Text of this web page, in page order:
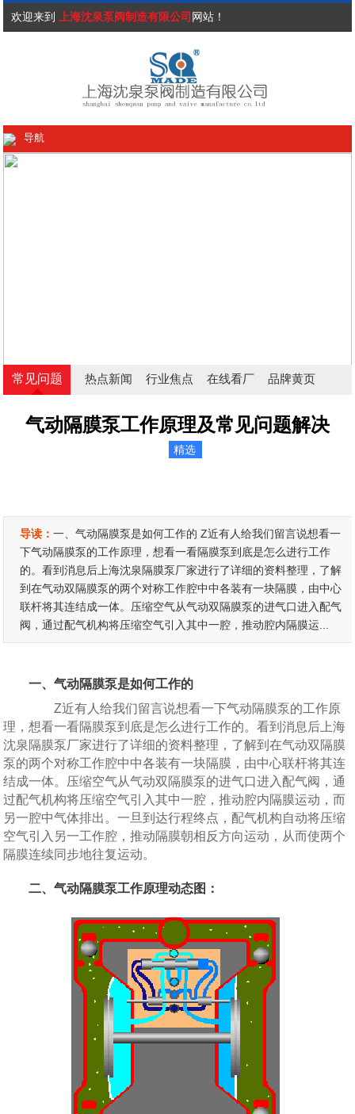
欢迎来到 上海沈泉泵阀制造有限公司 网站！
导航
常见问题 热点新闻 行业焦点 在线看厂 品牌黄页
气动隔膜泵工作原理及常见问题解决
精选
导读：一、气动隔膜泵是如何工作的 Z近有人给我们留言说想看一
下气动隔膜泵的工作原理，想看一看隔膜泵到底是怎么进行工作
的。看到消息后上海沈泉隔膜泵厂家进行了详细的资料整理，了解
到在气动双隔膜泵的两个对称工作腔中中各装有一块隔膜，由中心
联杆将其连结成一体。压缩空气从气动双隔膜泵的进气口进入配气
阀，通过配气机构将压缩空气引入其中一腔，推动腔内隔膜运...
一、气动隔膜泵是如何工作的
Z近有人给我们留言说想看一下气动隔膜泵的工作原
理，想看一看隔膜泵到底是怎么进行工作的。看到消息后上海
沈泉隔膜泵厂家进行了详细的资料整理，了解到在气动双隔膜
泵的两个对称工作腔中中各装有一块隔膜，由中心联杆将其连
结成一体。压缩空气从气动双隔膜泵的进气口进入配气阀，通
过配气机构将压缩空气引入其中一腔，推动腔内隔膜运动，而
另一腔中气体排出。一旦到达行程终点，配气机构自动将压缩
空气引入另一工作腔，推动隔膜朝相反方向运动，从而使两个
隔膜连续同步地往复运动。
二、气动隔膜泵工作原理动态图：